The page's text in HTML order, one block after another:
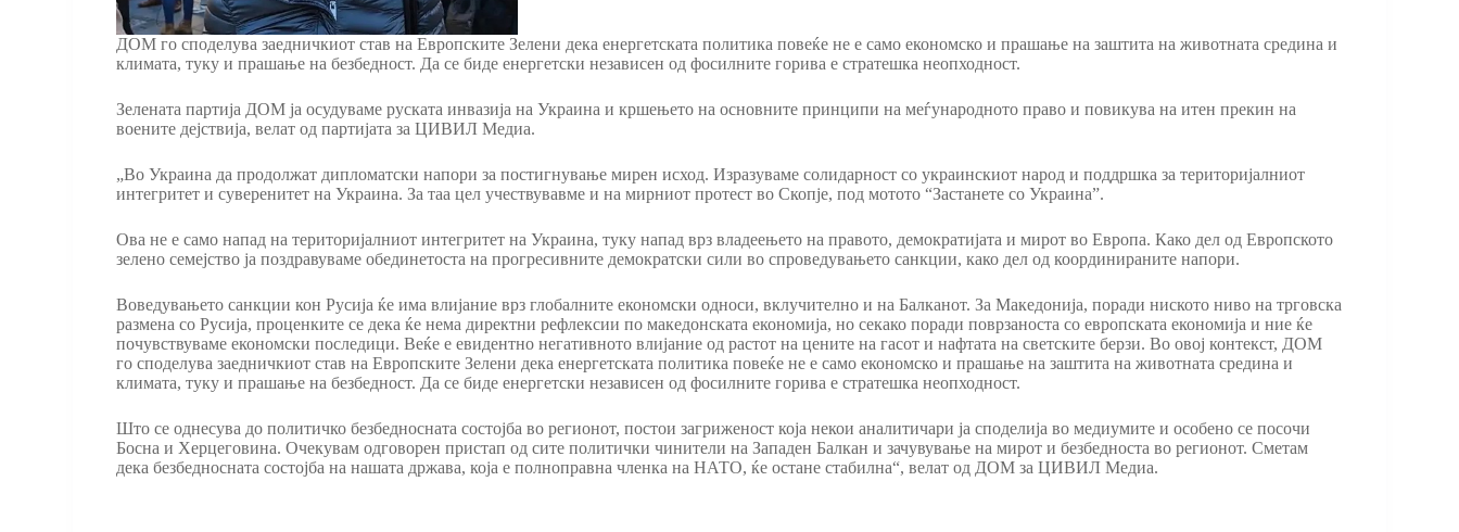
ДОМ го споделува заедничкиот став на Европските Зелени дека енергетската политика повеќе не е само економско и прашање на заштита на животната средина и
климата, туку и прашање на безбедност. Да се биде енергетски независен од фосилните горива е стратешка неопходност.
Зелената партија ДОМ ја осудуваме руската инвазија на Украина и кршењето на основните принципи на меѓународното право и повикува на итен прекин на
воените дејствија, велат од партијата за ЦИВИЛ Медиа.
„Во Украина да продолжат дипломатски напори за постигнување мирен исход. Изразуваме солидарност со украинскиот народ и поддршка за територијалниот
интегритет и суверенитет на Украина. За таа цел учествувавме и на мирниот протест во Скопје, под мотото “Застанете со Украина”.
Ова не е само напад на територијалниот интегритет на Украина, туку напад врз владеењето на правото, демократијата и мирот во Европа. Како дел од Европското
зелено семејство ја поздравуваме обединетоста на прогресивните демократски сили во спроведувањето санкции, како дел од координираните напори.
Воведувањето санкции кон Русија ќе има влијание врз глобалните економски односи, вклучително и на Балканот. За Македонија, поради ниското ниво на трговска
размена со Русија, проценките се дека ќе нема директни рефлексии по македонската економија, но секако поради поврзаноста со европската економија и ние ќе
почувствуваме економски последици. Веќе е евидентно негативното влијание од растот на цените на гасот и нафтата на светските берзи. Во овој контекст, ДОМ
го споделува заедничкиот став на Европските Зелени дека енергетската политика повеќе не е само економско и прашање на заштита на животната средина и
климата, туку и прашање на безбедност. Да се биде енергетски независен од фосилните горива е стратешка неопходност.
Што се однесува до политичко безбедносната состојба во регионот, постои загриженост која некои аналитичари ја споделија во медиумите и особено се посочи
Босна и Херцеговина. Очекувам одговорен пристап од сите политички чинители на Западен Балкан и зачувување на мирот и безбедноста во регионот. Сметам
дека безбедносната состојба на нашата држава, која е полноправна членка на НАТО, ќе остане стабилна“, велат од ДОМ за ЦИВИЛ Медиа.